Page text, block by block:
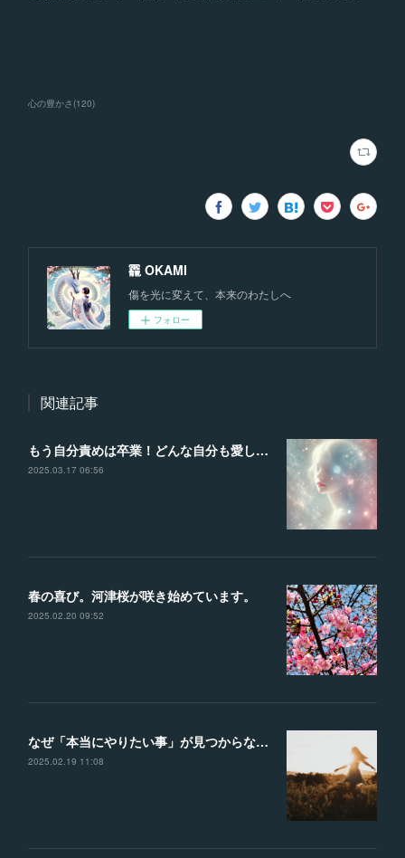
心の豊かさ (120)
龗 OKAMI
傷を光に変えて、本来のわたしへ
フォロー
関連記事
もう自分責めは卒業！どんな自分も愛して、理想の未来を叶える魔法の言葉
2025.03.17 06:56
春の喜び。河津桜が咲き始めています。
2025.02.20 09:52
なぜ「本当にやりたい事」が見つからないのか？？見つけるための４つのヒント
2025.02.19 11:08